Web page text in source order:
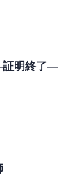
証明終了―